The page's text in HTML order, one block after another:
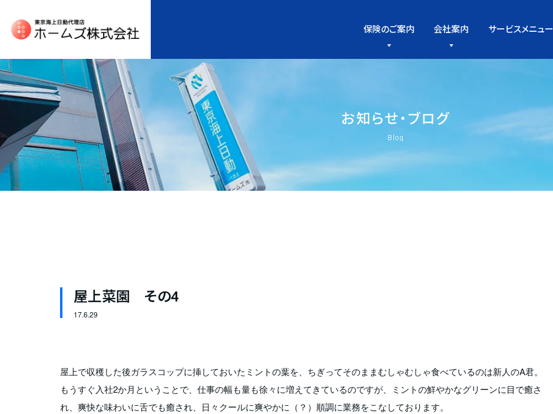
保険のご案内 会社案内 サービスメニュー
お知らせ・ブログ
Blog
屋上菜園 その4
17.6.29
屋上で収穫した後ガラスコップに挿しておいたミントの葉を、ちぎってそのままむしゃむしゃ食べているのは新人のA君。
もうすぐ入社2か月ということで、仕事の幅も量も徐々に増えてきているのですが、ミントの鮮やかなグリーンに目で癒さ
れ、爽快な味わいに舌でも癒され、日々クールに爽やかに（？）順調に業務をこなしております。